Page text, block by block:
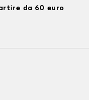
da 60 euro